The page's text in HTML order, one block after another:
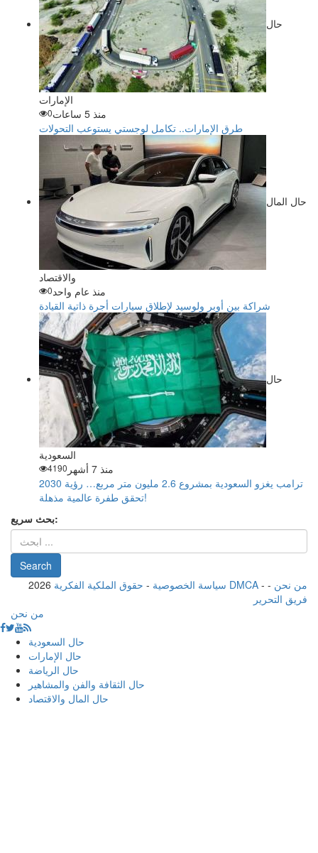
حال
الإمارات
منذ 5 ساعات
0
طرق الإمارات.. تكامل لوجستي يستوعب التحولات
حال المال
والاقتصاد
منذ عام واحد0
شراكة بين أوبر ولوسيد لإطلاق سيارات أجرة ذاتية القيادة
حال
السعودية
منذ 7 أشهر
4190
ترامب يغزو السعودية بمشروع 2.6 مليون متر مربع… رؤية 2030
تحقق طفرة عالمية مذهلة!
بحث سريع:
2026 سياسة الخصوصية - حقوق الملكية الفكرية DMCA - من نحن -
فريق التحرير
من نحن
حال السعودية
حال الإمارات
حال الرياضة
حال الثقافة والفن والمشاهير
حال المال والاقتصاد